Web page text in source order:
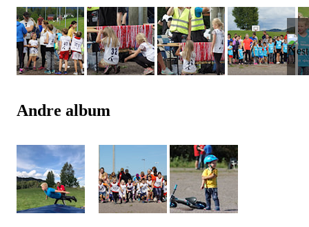
Andre album